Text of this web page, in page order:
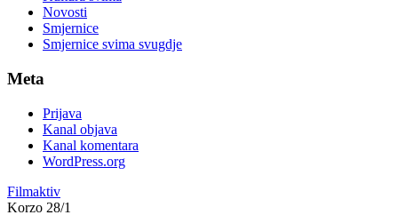
Novosti
Smjernice
Smjernice svima svugdje
Meta
Prijava
Kanal objava
Kanal komentara
WordPress.org
Filmaktiv
Korzo 28/1